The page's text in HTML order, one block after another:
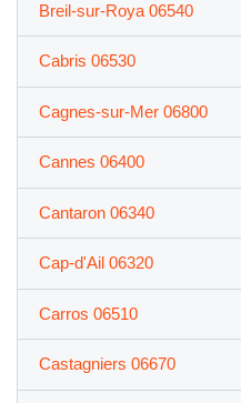
Breil-sur-Roya 06540
Cabris 06530
Cagnes-sur-Mer 06800
Cannes 06400
Cantaron 06340
Cap-d'Ail 06320
Carros 06510
Castagniers 06670